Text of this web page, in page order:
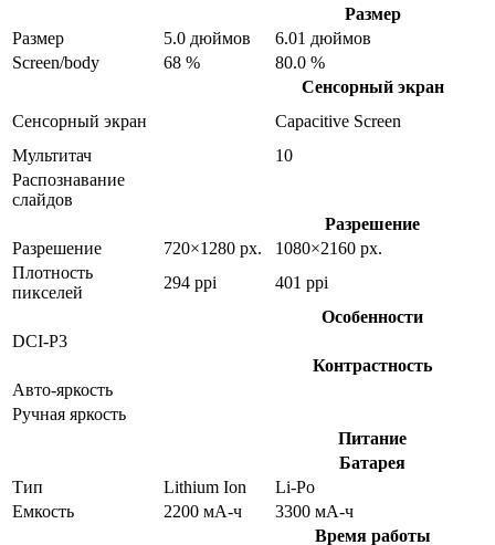
Размер
Размер
5.0 дюймов
6.01 дюймов
Screen/body
68 %
80.0 %
Сенсорный экран
Сенсорный экран
Capacitive Screen
Мультитач
10
Распознавание
слайдов
Разрешение
Разрешение
720×1280 px.
1080×2160 px.
Плотность
пикселей
294 ppi
401 ppi
Особенности
DCI-P3
Контрастность
Авто-яркость
Ручная яркость
Питание
Батарея
Тип
Lithium Ion
Li-Po
Емкость
2200 мА-ч
3300 мА-ч
Время работы